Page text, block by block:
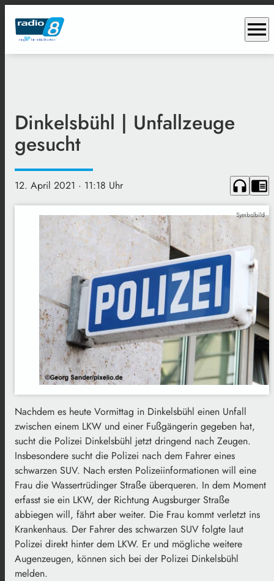
menu
Dinkelsbühl | Unfallzeuge
gesucht
12. April 2021 · 11:18 Uhr headphones chrome_reader_mode
Symbolbild
Nachdem es heute Vormittag in Dinkelsbühl einen Unfall
zwischen einem LKW und einer Fußgängerin gegeben hat,
sucht die Polizei Dinkelsbühl jetzt dringend nach Zeugen.
Insbesondere sucht die Polizei nach dem Fahrer eines
schwarzen SUV. Nach ersten Polizeiinformationen will eine
Frau die Wassertrüdinger Straße überqueren. In dem Moment
erfasst sie ein LKW, der Richtung Augsburger Straße
abbiegen will, fährt aber weiter. Die Frau kommt verletzt ins
Krankenhaus. Der Fahrer des schwarzen SUV folgte laut
Polizei direkt hinter dem LKW. Er und mögliche weitere
Augenzeugen, können sich bei der Polizei Dinkelsbühl
melden.